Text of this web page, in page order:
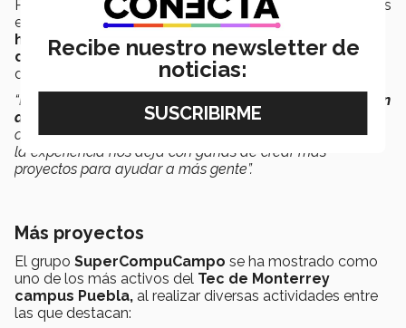
Para el presente semestre y tras detectar enfermedades
entre los pobladores de esa zona como
hepática
yanemia, el grupo realizará una
campaña
de salud con médicos,colecta de medicamentos y
de juguetes.
“Estamos
comprometidos y ligados al tema de inclusión
de todas las personas,es salir de nuestra zona de
confort para empatizar con personas de nuestro Estado;
la experiencia nos deja con ganas de crear más
proyectos para ayudar a más gente”.
Más proyectos
El grupo SuperCompuCampo se ha mostrado como
uno de los más activos del Tec de Monterrey
campus Puebla, al realizar diversas actividades entre
las que destacan:
Recibe nuestro newsletter de
noticias: